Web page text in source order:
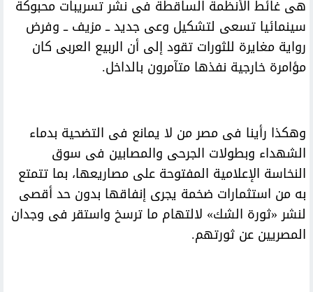
هى غائط الأنظمة الساقطة فى نشر تسريبات محبوكة
سينمائيا تسعى لتشكيل وعى جديد ــ مزيف ــ وفرض
رواية مغايرة للثورات تقود إلى أن الربيع العربى كان
مؤامرة خارجية نفذها متآمرون بالداخل.
وهكذا رأينا فى مصر من لا يمانع فى التضحية بدماء
الشهداء وبطولات الجرحى والمصابين فى سوق
النخاسة الإعلامية المفتوحة على مصاريعها، بما تتمتع
به من استثمارات ضخمة يجرى إنفاقها بدون حد أقصى
لنشر «ثورة الشك» لالتهام ما ترسخ واستقر فى وجدان
المصريين عن ثورتهم.